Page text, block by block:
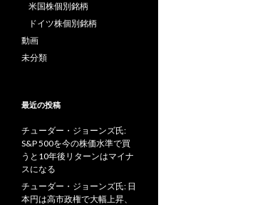
米国株個別銘柄
ドイツ株個別銘柄
動画
未分類
最近の投稿
チューダー・ジョーンズ氏:
S&P 500を今の株価水準で買
うと10年後リターンはマイナ
スになる
チューダー・ジョーンズ氏: 日
本円は高市政権で大幅上昇、